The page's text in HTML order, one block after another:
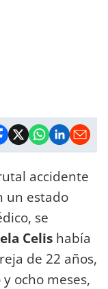
accidente
un estado
se
Celis había
de 22 años,
ocho meses,